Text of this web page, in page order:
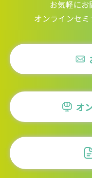
お気軽にお
オンラインセミ
オ